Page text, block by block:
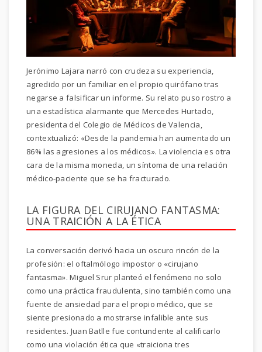
Jerónimo Lajara narró con crudeza su experiencia,
agredido por un familiar en el propio quirófano tras
negarse a falsificar un informe. Su relato puso rostro a
una estadística alarmante que Mercedes Hurtado,
presidenta del Colegio de Médicos de Valencia,
contextualizó: «Desde la pandemia han aumentado un
86% las agresiones a los médicos». La violencia es otra
cara de la misma moneda, un síntoma de una relación
médico-paciente que se ha fracturado.
LA FIGURA DEL CIRUJANO FANTASMA:
UNA TRAICIÓN A LA ÉTICA
La conversación derivó hacia un oscuro rincón de la
profesión: el oftalmólogo impostor o «cirujano
fantasma». Miguel Srur planteó el fenómeno no solo
como una práctica fraudulenta, sino también como una
fuente de ansiedad para el propio médico, que se
siente presionado a mostrarse infalible ante sus
residentes. Juan Batlle fue contundente al calificarlo
como una violación ética que «traiciona tres